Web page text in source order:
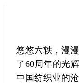
悠悠六轶，漫
了60周年的光
中国纺织业的